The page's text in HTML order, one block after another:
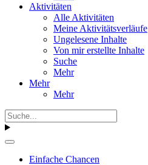
Aktivitäten
Alle Aktivitäten
Meine Aktivitätsverläufe
Ungelesene Inhalte
Von mir erstellte Inhalte
Suche
Mehr
Mehr
Mehr
Einfache Chancen